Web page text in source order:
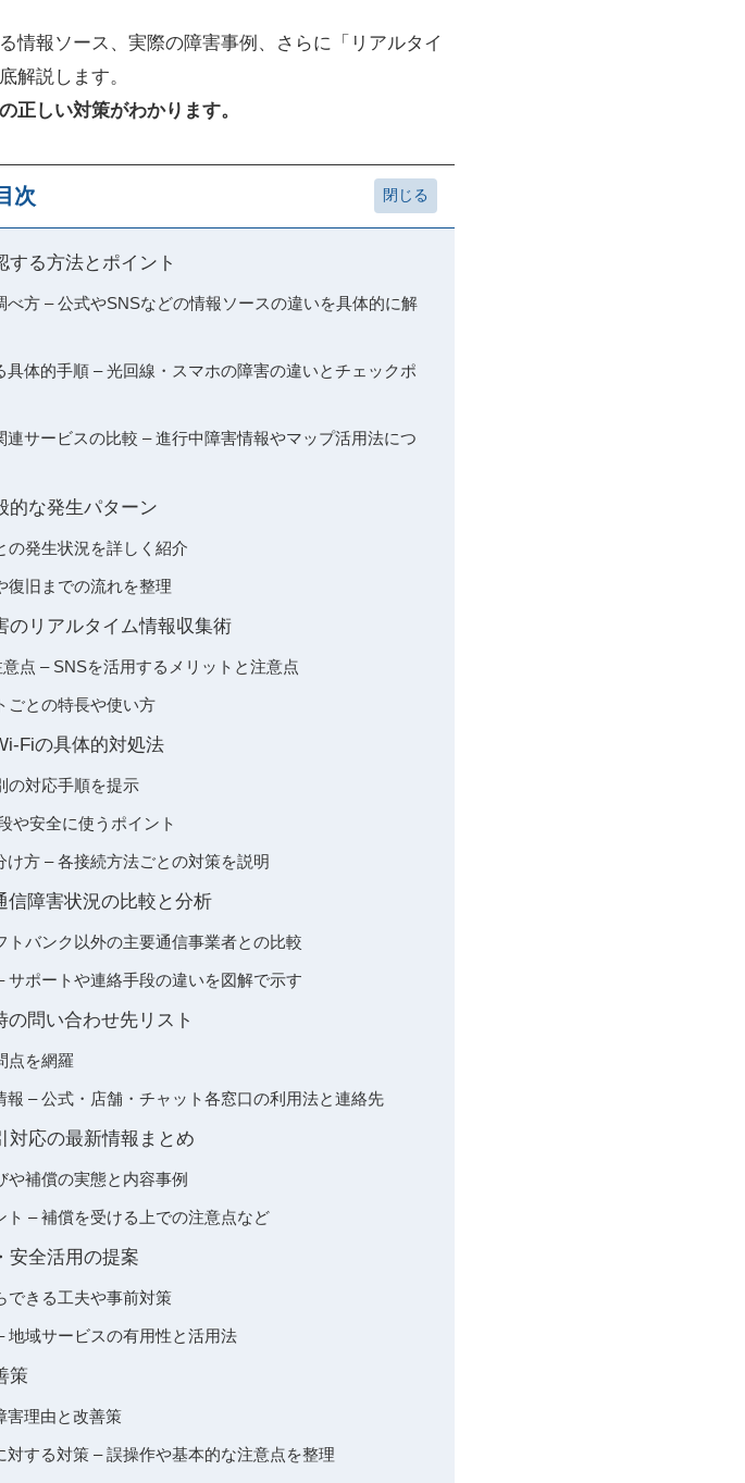
情報ソース、実際の障害事例、さらに「リアルタイ
解説します。
正しい対策がわかります。
次
する方法とポイント
方 – 公式やSNSなどの情報ソースの違いを具体的に解
体的手順 – 光回線・スマホの障害の違いとチェックポ
サービスの比較 – 進行中障害情報やマップ活用法につ
的な発生パターン
の発生状況を詳しく紹介
復旧までの流れを整理
のリアルタイム情報収集術
点 – SNSを活用するメリットと注意点
ごとの特長や使い方
Fiの具体的対処法
の対応手順を提示
や安全に使うポイント
方 – 各接続方法ごとの対策を説明
信障害状況の比較と分析
バンク以外の主要通信事業者との比較
ポートや連絡手段の違いを図解で示す
問い合わせ先リスト
点を網羅
– 公式・店舗・チャット各窓口の利用法と連絡先
対応の最新情報まとめ
や補償の実態と内容事例
– 補償を受ける上での注意点など
安全活用の提案
できる工夫や事前対策
地域サービスの有用性と活用法
策
害理由と改善策
する対策 – 誤操作や基本的な注意点を整理